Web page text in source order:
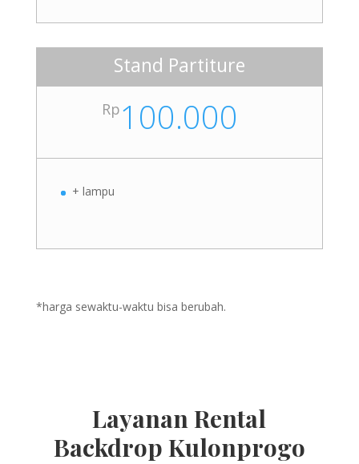
Stand Partiture
Rp100.000
+ lampu
*harga sewaktu-waktu bisa berubah.
Layanan Rental
Backdrop Kulonprogo